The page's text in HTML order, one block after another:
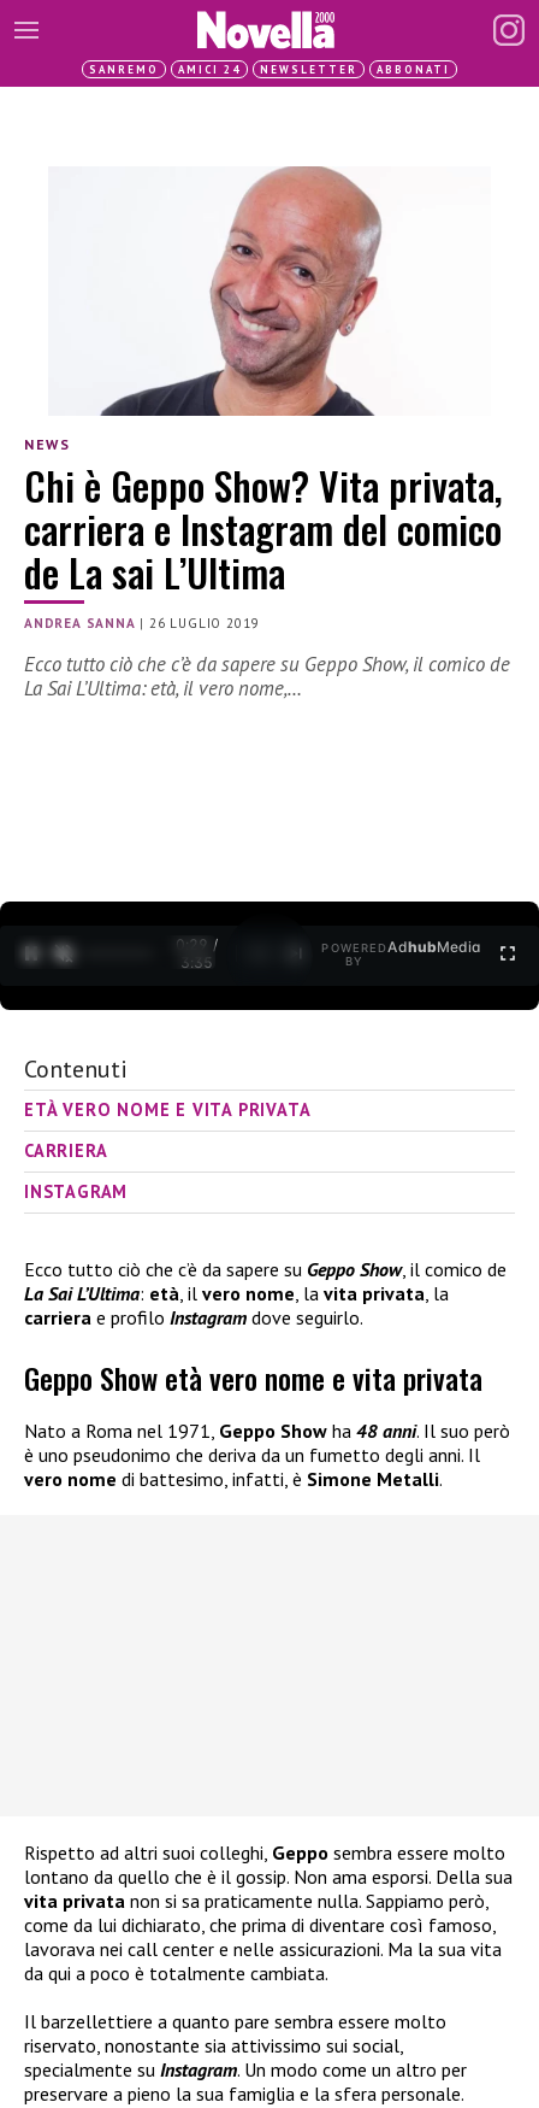
SANREMO AMICI 24 NEWSLETTER ABBONATI
NEWS
Chi è Geppo Show? Vita privata,
carriera e Instagram del comico
de La sai L’Ultima
ANDREA SANNA |26 LUGLIO 2019
Ecco tutto ciò che c’è da sapere su Geppo Show, il comico de
La Sai L’Ultima: età, il vero nome,…
0:30 /
3:35
POWERED
BY
AdhubMedia
Contenuti
ETÀ VERO NOME E VITA PRIVATA
CARRIERA
INSTAGRAM
Ecco tutto ciò che c’è da sapere su Geppo Show, il comico de
La Sai L’Ultima: età, il vero nome, la vita privata, la
carriera e profilo Instagram dove seguirlo.
Geppo Show età vero nome e vita privata
Nato a Roma nel 1971, Geppo Show ha 48 anni. Il suo però
è uno pseudonimo che deriva da un fumetto degli anni. Il
vero nome di battesimo, infatti, è Simone Metalli.
Rispetto ad altri suoi colleghi, Geppo sembra essere molto
lontano da quello che è il gossip. Non ama esporsi. Della sua
vita privata non si sa praticamente nulla. Sappiamo però,
come da lui dichiarato, che prima di diventare così famoso,
lavorava nei call center e nelle assicurazioni. Ma la sua vita
da qui a poco è totalmente cambiata.
Il barzellettiere a quanto pare sembra essere molto
riservato, nonostante sia attivissimo sui social,
specialmente su Instagram. Un modo come un altro per
preservare a pieno la sua famiglia e la sfera personale.